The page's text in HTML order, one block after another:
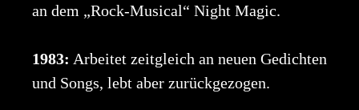
an dem „Rock-Musical“ Night Magic.
1983: Arbeitet zeitgleich an neuen Gedichten
und Songs, lebt aber zurückgezogen.